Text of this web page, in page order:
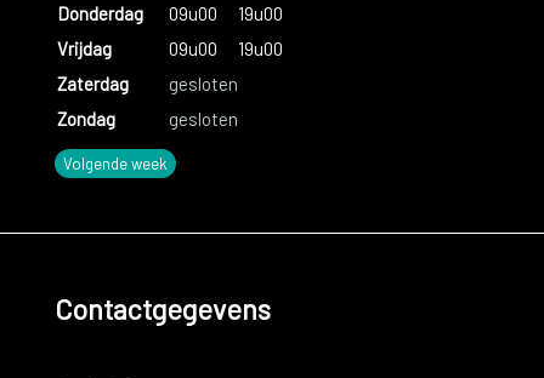
Donderdag
09u00
19u00
Vrijdag
09u00
19u00
Zaterdag
gesloten
Zondag
gesloten
Volgende week
Contactgegevens